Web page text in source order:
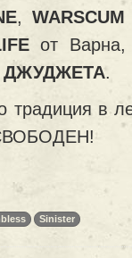
, WARSCUM
от Варна,
.
в
Sinister